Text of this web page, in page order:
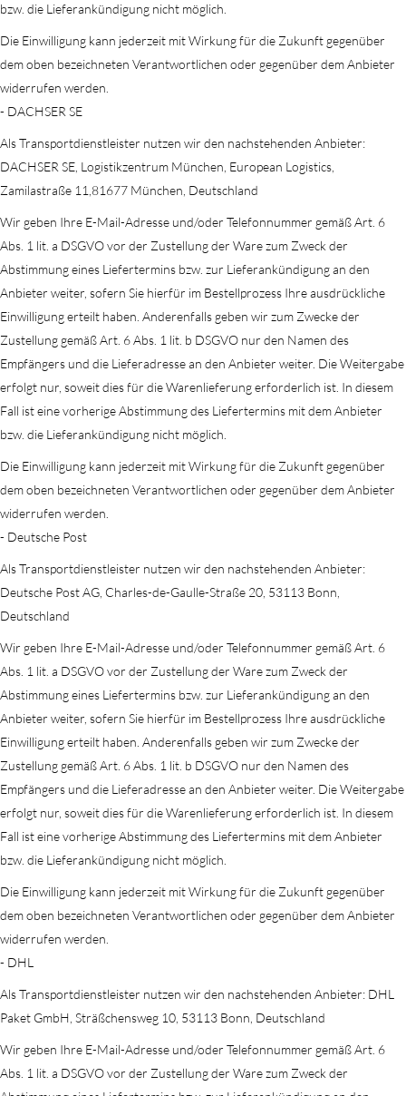
bzw. die Lieferankündigung nicht möglich.
Die Einwilligung kann jederzeit mit Wirkung für die Zukunft gegenüber
dem oben bezeichneten Verantwortlichen oder gegenüber dem Anbieter
widerrufen werden.
- DACHSER SE
Als Transportdienstleister nutzen wir den nachstehenden Anbieter:
DACHSER SE, Logistikzentrum München, European Logistics,
Zamilastraße 11,81677 München, Deutschland
Wir geben Ihre E-Mail-Adresse und/oder Telefonnummer gemäß Art. 6
Abs. 1 lit. a DSGVO vor der Zustellung der Ware zum Zweck der
Abstimmung eines Liefertermins bzw. zur Lieferankündigung an den
Anbieter weiter, sofern Sie hierfür im Bestellprozess Ihre ausdrückliche
Einwilligung erteilt haben. Anderenfalls geben wir zum Zwecke der
Zustellung gemäß Art. 6 Abs. 1 lit. b DSGVO nur den Namen des
Empfängers und die Lieferadresse an den Anbieter weiter. Die Weitergabe
erfolgt nur, soweit dies für die Warenlieferung erforderlich ist. In diesem
Fall ist eine vorherige Abstimmung des Liefertermins mit dem Anbieter
bzw. die Lieferankündigung nicht möglich.
Die Einwilligung kann jederzeit mit Wirkung für die Zukunft gegenüber
dem oben bezeichneten Verantwortlichen oder gegenüber dem Anbieter
widerrufen werden.
- Deutsche Post
Als Transportdienstleister nutzen wir den nachstehenden Anbieter:
Deutsche Post AG, Charles-de-Gaulle-Straße 20, 53113 Bonn,
Deutschland
Wir geben Ihre E-Mail-Adresse und/oder Telefonnummer gemäß Art. 6
Abs. 1 lit. a DSGVO vor der Zustellung der Ware zum Zweck der
Abstimmung eines Liefertermins bzw. zur Lieferankündigung an den
Anbieter weiter, sofern Sie hierfür im Bestellprozess Ihre ausdrückliche
Einwilligung erteilt haben. Anderenfalls geben wir zum Zwecke der
Zustellung gemäß Art. 6 Abs. 1 lit. b DSGVO nur den Namen des
Empfängers und die Lieferadresse an den Anbieter weiter. Die Weitergabe
erfolgt nur, soweit dies für die Warenlieferung erforderlich ist. In diesem
Fall ist eine vorherige Abstimmung des Liefertermins mit dem Anbieter
bzw. die Lieferankündigung nicht möglich.
Die Einwilligung kann jederzeit mit Wirkung für die Zukunft gegenüber
dem oben bezeichneten Verantwortlichen oder gegenüber dem Anbieter
widerrufen werden.
- DHL
Als Transportdienstleister nutzen wir den nachstehenden Anbieter: DHL
Paket GmbH, Sträßchensweg 10, 53113 Bonn, Deutschland
Wir geben Ihre E-Mail-Adresse und/oder Telefonnummer gemäß Art. 6
Abs. 1 lit. a DSGVO vor der Zustellung der Ware zum Zweck der